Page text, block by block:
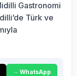
Gastronomi
Türk ve
WhatsApp